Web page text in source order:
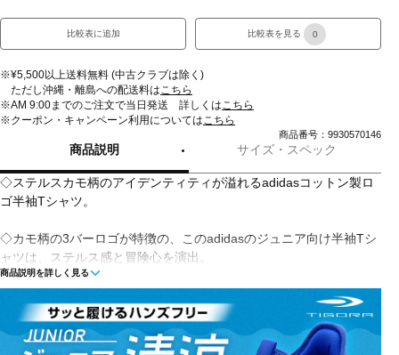
比較表に追加 比較表を見る 0
※¥5,500以上送料無料 (中古クラブは除く)
ただし沖縄・離島への配送料はこちら
※AM 9:00までのご注文で当日発送 詳しくはこちら
※クーポン・キャンペーン利用についてはこちら
商品番号：9930570146
商品説明 サイズ・スペック
◇ステルスカモ柄のアイデンティティが溢れるadidasコットン製ロ
ゴ半袖Tシャツ。
◇カモ柄の3バーロゴが特徴の、このadidasのジュニア向け半袖Tシ
ャツは、ステルス感と冒険心を演出。
レギュラーフィットのきつすぎず緩すぎない、ソフトな風合いのコ
ショーツやフリースからジーンズやトラックパンツまで、どんなア
イテムとも好相性。
レギュラーフィット
商品説明を詳しく見る